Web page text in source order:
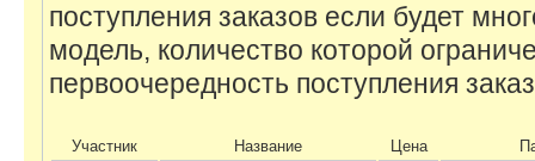
поступления заказов если будет
модель, количество которой
первоочередность поступления
Участник Название Цена